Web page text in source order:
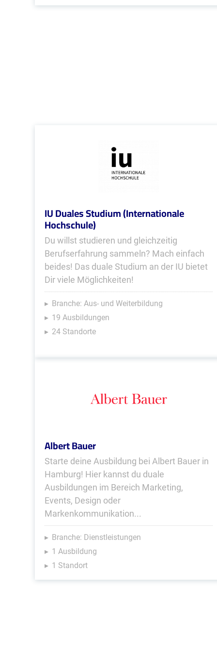
IU Duales Studium (Internationale
Hochschule)
Du willst studieren und gleichzeitig
Berufserfahrung sammeln? Mach einfach
beides! Das duale Studium an der IU bietet
Dir viele Möglichkeiten!
Branche: Aus- und Weiterbildung
19 Ausbildungen
24 Standorte
Albert Bauer
Starte deine Ausbildung bei Albert Bauer in
Hamburg! Hier kannst du duale
Ausbildungen im Bereich Marketing,
Events, Design oder
Markenkommunikation...
Branche: Dienstleistungen
1 Ausbildung
1 Standort